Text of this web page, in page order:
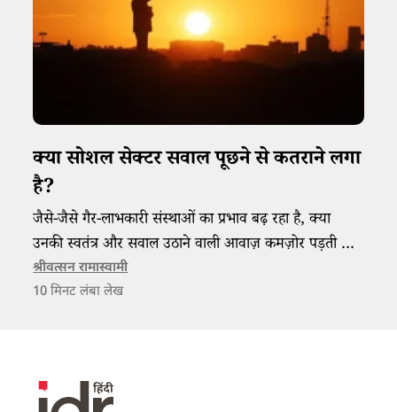
क्या सोशल सेक्टर सवाल पूछने से कतराने लगा
है?
जैसे-जैसे गैर-लाभकारी संस्थाओं का प्रभाव बढ़ रहा है, क्या
उनकी स्वतंत्र और सवाल उठाने वाली आवाज़ कमज़ोर पड़ती जा
रही है?
श्रीवत्सन रामास्वामी
10 मिनट लंबा लेख